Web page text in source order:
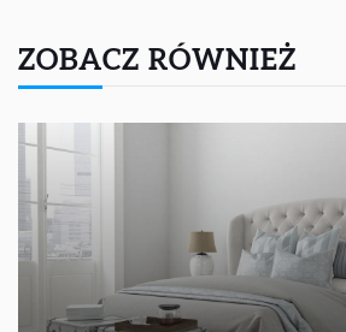
ZOBACZ RÓWNIEŻ